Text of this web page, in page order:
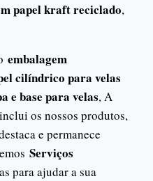
papel kraft reciclado,
embalagem
cilíndrico para velas
e base para velas, A
os nossos produtos,
e permanece
Serviços
para ajudar a sua